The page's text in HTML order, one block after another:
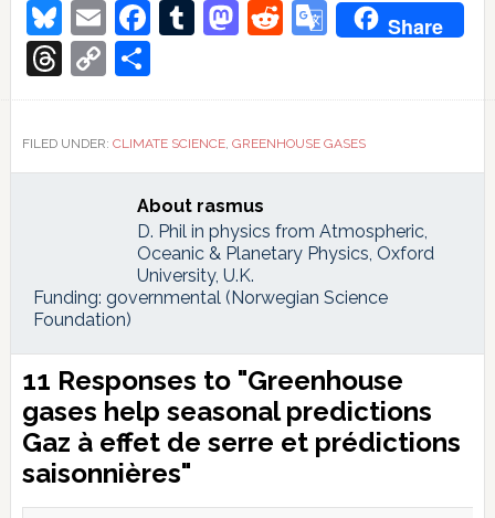
Bluesky
EmailFacebook
Tumblr
Mastodon
Reddit
Google
Share
Threads
Copy
Link
Share
FILED UNDER: CLIMATE SCIENCE, GREENHOUSE GASES
About rasmus
D. Phil in physics from Atmospheric,
Oceanic & Planetary Physics, Oxford
University, U.K.
Funding: governmental (Norwegian Science
Foundation)
Reader
Interactions
11 Responses to "Greenhouse
gases help seasonal predictions
Gaz à effet de serre et prédictions
saisonnières"